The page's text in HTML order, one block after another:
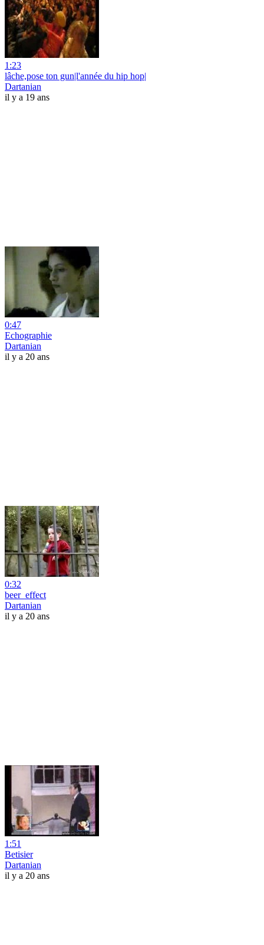
1:23
lâche,pose ton gun|l'année du hip hop|
Dartanian
il y a 19 ans
0:47
Echographie
Dartanian
il y a 20 ans
0:32
beer_effect
Dartanian
il y a 20 ans
1:51
Betisier
Dartanian
il y a 20 ans